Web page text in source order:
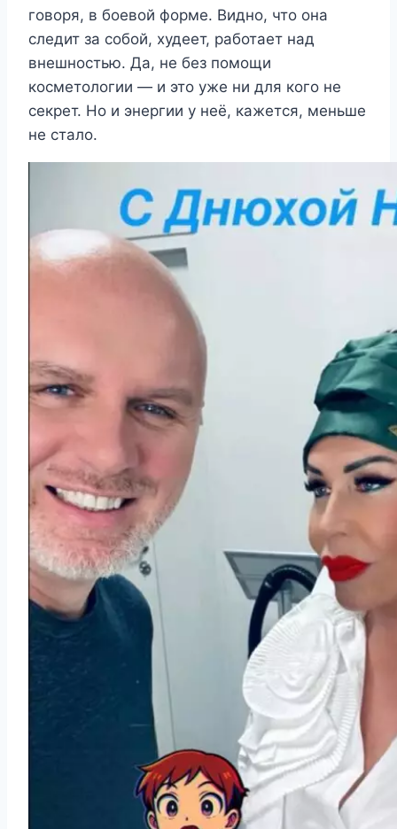
говоря, в боевой форме. Видно, что она
следит за собой, худеет, работает над
внешностью. Да, не без помощи
косметологии — и это уже ни для кого не
секрет. Но и энергии у неё, кажется, меньше
не стало.